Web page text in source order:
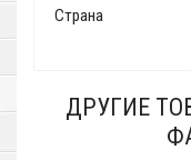
Страна
ДРУГИЕ